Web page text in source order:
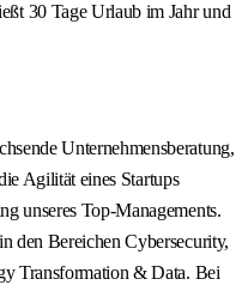
30 Tage Urlaub im Jahr und
Unternehmensberatung,
Agilität eines Startups
unseres Top-Managements.
den Bereichen Cybersecurity,
Transformation & Data. Bei